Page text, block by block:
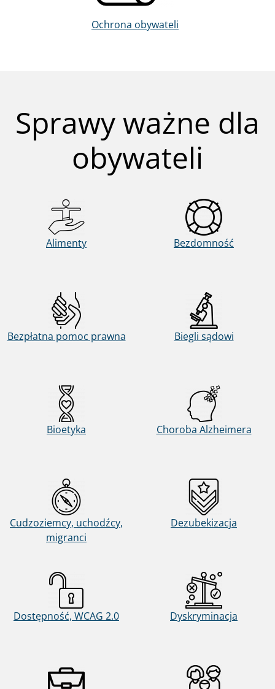
Ochrona obywateli
Sprawy ważne dla
obywateli
Alimenty Bezdomność
Bezpłatna pomoc prawna Biegli sądowi
Bioetyka Choroba Alzheimera
Cudzoziemcy, uchodźcy,
migranci
Dezubekizacja
Dostępność, WCAG 2.0 Dyskryminacja